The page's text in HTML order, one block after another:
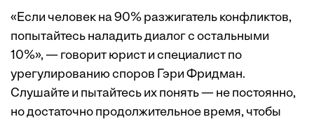
«Если человек на 90% разжигатель конфликтов,
попытайтесь наладить диалог с остальными
10%», — говорит юрист и специалист по
урегулированию споров Гэри Фридман.
Слушайте и пытайтесь их понять — не постоянно,
но достаточно продолжительное время, чтобы